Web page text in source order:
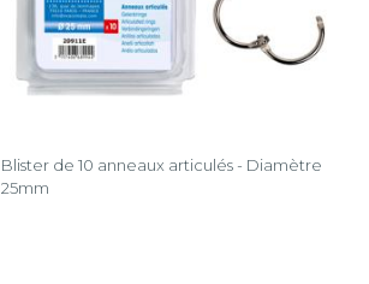
Blister de 10 anneaux articulés - Diamètre
25mm